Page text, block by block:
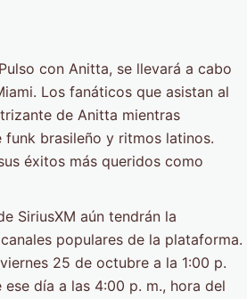
con Anitta, se llevará a cabo
Los fanáticos que asistan al
de Anitta mientras
funk brasileño y ritmos latinos.
éxitos más queridos como
SiriusXM aún tendrán la
populares de la plataforma.
25 de octubre a la 1:00 p.
día a las 4:00 p. m., hora del